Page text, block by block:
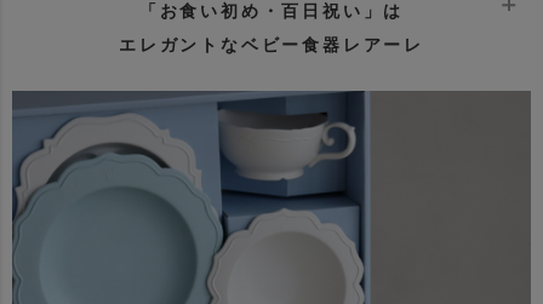
「お食い初め・百日祝い」は
エレガントなベビー食器レアーレ